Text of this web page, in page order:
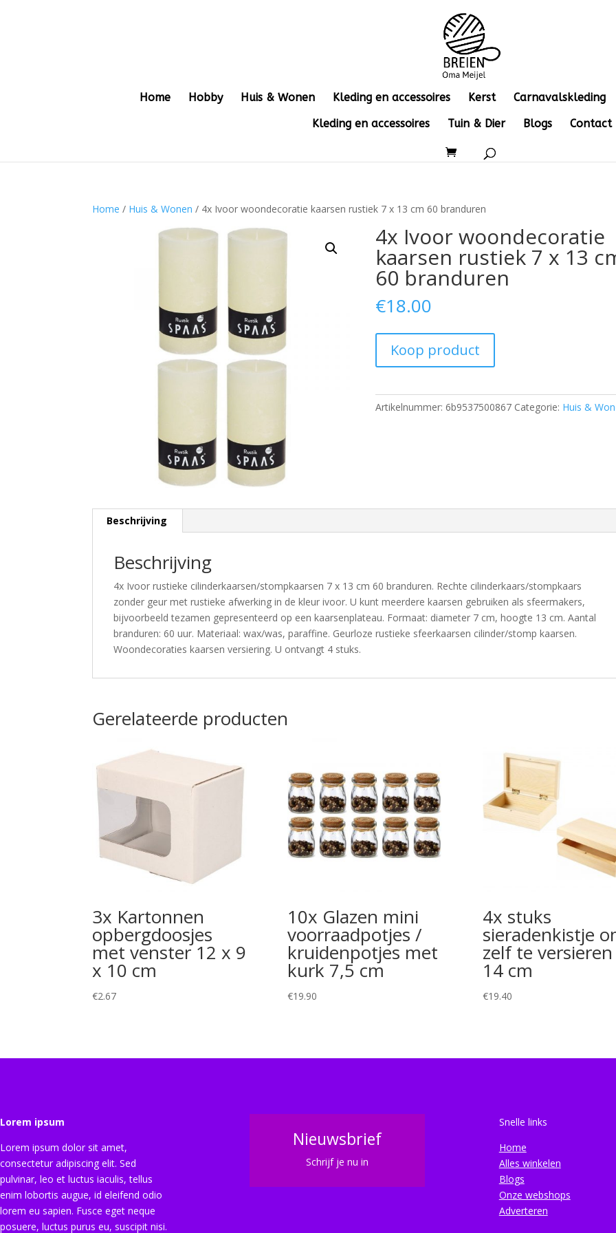
Home Hobby Huis & Wonen Kleding en accessoires Kerst
Carnavalskleding
Kleding en accessoires
Tuin & Dier Blogs Contact
Home / Huis & Wonen / 4x Ivoor woondecoratie kaarsen rustiek 7 x 13 cm 60 branduren
4x Ivoor woondecoratie
kaarsen rustiek 7 x 13
60 branduren
€18.00
Koop product
Artikelnummer:6b9537500867 Categorie: Huis &
Beschrijving
Beschrijving
4x Ivoor rustieke cilinderkaarsen/stompkaarsen 7 x 13 cm 60 branduren. Rechte cilinderkaars/stompkaars
zonder geur met rustieke afwerking in de kleur ivoor. U kunt meerdere kaarsen gebruiken als sfeermakers,
bijvoorbeeld tezamen gepresenteerd op een kaarsenplateau. Formaat: diameter 7 cm, hoogte 13 cm. Aantal
branduren: 60 uur. Materiaal: wax/was, paraffine. Geurloze rustieke sfeerkaarsen cilinder/stomp kaarsen.
Woondecoraties kaarsen versiering. U ontvangt 4 stuks.
Gerelateerde producten
3x Kartonnen
opbergdoosjes
met venster 12 x 9
x 10 cm
€2.67
10x Glazen mini
voorraadpotjes /
kruidenpotjes met
kurk 7,5 cm
€19.90
4x stuks
sieradenkistje
zelf te versieren
14 cm
€19.40
Lorem ipsum
Lorem ipsum dolor sit amet,
consectetur adipiscing elit. Sed
pulvinar, leo et luctus iaculis, tellus
enim lobortis augue, id eleifend odio
lorem eu sapien. Fusce eget neque
posuere, luctus purus eu, suscipit nisi.
Nieuwsbrief
Schrijf je nu in
Snelle links
Home
Alles winkelen
Blogs
Onze webshops
Adverteren